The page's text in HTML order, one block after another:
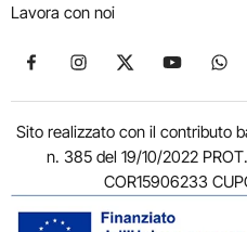
Lavora con noi
Seguici su Facebook
Seguici su Instagram
Seguici su X
Seguici
Sito realizzato con il contributo
n. 385 del 19/10/2022
COR15906233